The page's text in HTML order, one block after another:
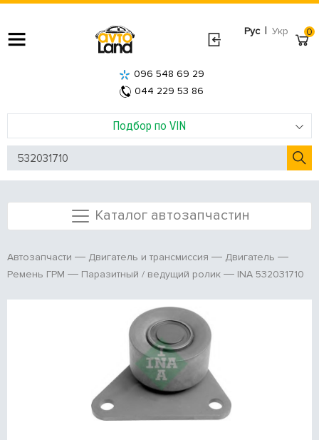
Рус | Укр
Подбор по VIN
096 548 69 29
044 229 53 86
0
Каталог автозапчастин
Автозапчасти Двигатель и трансмиссия
Двигатель
Ремень ГРМ
Паразитный / ведущий ролик INA 532031710